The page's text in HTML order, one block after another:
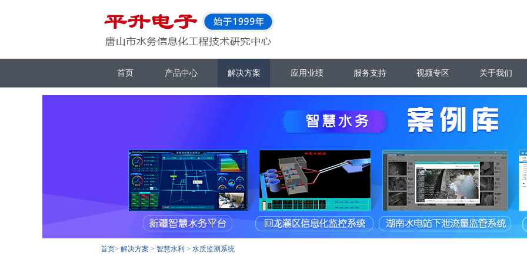
首页 产品中心 解决方案 应用业绩 服务支持 视频专区 关于我们
首页> 解决方案 > 智慧水利 > 水质监测系统